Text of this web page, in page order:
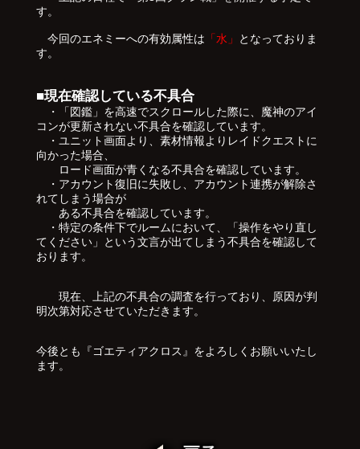
す。
今回のエネミーへの有効属性は 「水」
となっておりま
す。
■現在確認している不具合
・「図鑑」を高速でスクロールした際に、魔神のアイ
コンが更新されない不具合を確認しています。
・ユニット画面より、素材情報よりレイドクエストに
向かった場合、
ロード画面が青くなる不具合を確認しています。
・アカウント復旧に失敗し、アカウント連携が解除さ
れてしまう場合が
ある不具合を確認しています。
・特定の条件下でルームにおいて、「操作をやり直し
てください」という文言が出てしまう不具合を確認して
おります。
現在、上記の不具合の調査を行っており、原因が判
明次第対応させていただきます。
今後とも『ゴエティアクロス』をよろしくお願いいたし
ます。